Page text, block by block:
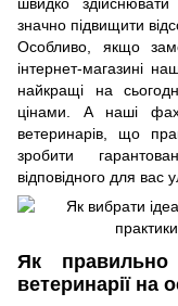
значно підвищити
Особливо, якщо
інтернет-магазині
найкращі на
цінами. А наші
ветеринарів, що
зробити
відповідного для вас
Як
ветеринарії на